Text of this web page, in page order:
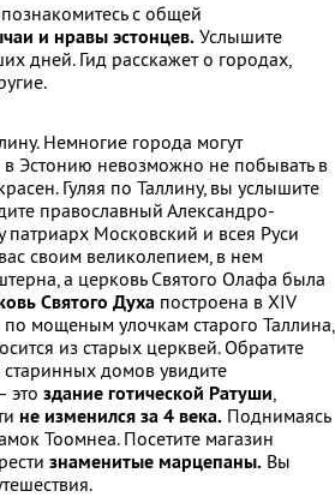
с общей
и нравы эстонцев. Услышите
дней. Гид расскажет о городах,
Немногие города могут
в Эстонию невозможно не побывать в
Гуляя по Таллину, вы услышите
православный Александро-
Московский и всея Руси
своим великолепием, в нем
а церковь Святого Олафа была
Святого Духа построена в XIV
по мощеным улочкам старого Таллина,
из старых церквей. Обратите
домов увидите
это здание готической Ратуши,
не изменился за 4 века. Поднимаясь
Тоомнеа. Посетите магазин
знаменитые марцепаны. Вы